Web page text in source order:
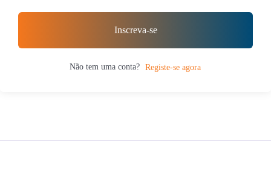
Inscreva-se
Não tem uma conta? Registe-se agora